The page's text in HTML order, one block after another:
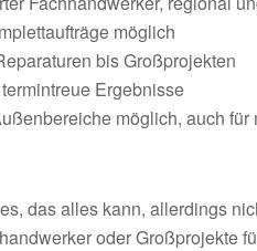
möglich
bis Großprojekten
Ergebnisse
möglich, auch
das alles kann, allerdings
oder Großprojekte